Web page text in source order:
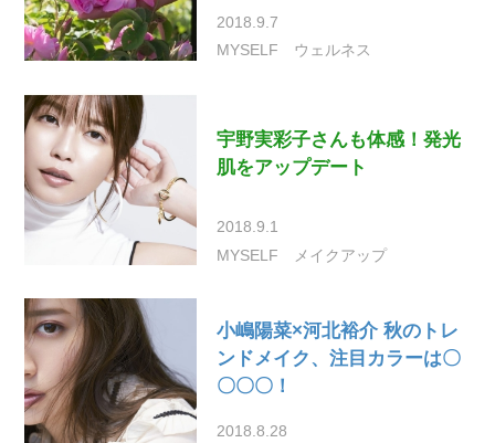
2018.9.7
MYSELF
ウェルネス
宇野実彩子さんも体感！発光
肌をアップデート
2018.9.1
MYSELF
メイクアップ
小嶋陽菜×河北裕介 秋のトレ
ンドメイク、注目カラーは〇
〇〇〇！
2018.8.28